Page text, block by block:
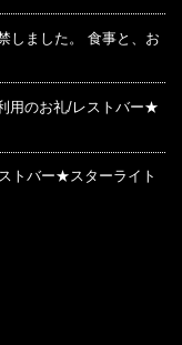
しました。 食事と、お
用のお礼/レストバー★
トバー★スターライト